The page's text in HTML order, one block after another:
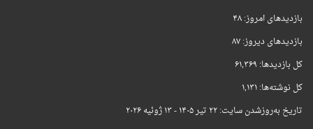
بازدیدهای امروز:۴۸
بازدیدهای دیروز:۸۷
کل بازدیدها: ۶۱,۳۶۹
کل نوشته‌ها:۱,۱۳۱
تاریخ به‌روزشدن سایت:۲۲ تیر ۱۴۰۵ - ۱۳ ژوئیه ۲۰۲۶